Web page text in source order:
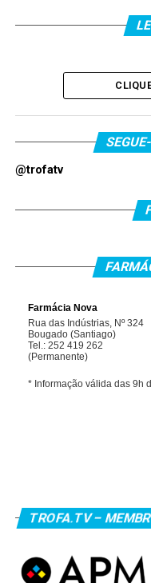
@trofatv
TROFA.TV –